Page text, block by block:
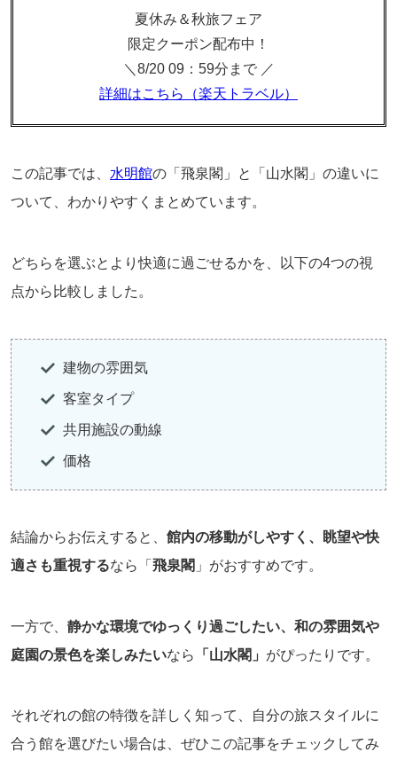
夏休み＆秋旅フェア
限定クーポン配布中！
＼8/20 09：59分まで ／
詳細はこちら（楽天トラベル）
この記事では、 水明館の「飛泉閣」と「山水閣」の違いに
ついて、わかりやすくまとめています。
どちらを選ぶとより快適に過ごせるかを、以下の4つの視
点から比較しました。
建物の雰囲気
客室タイプ
共用施設の動線
価格
結論からお伝えすると、 館内の移動がしやすく、眺望や快
適さも重視するなら「 飛泉閣 」がおすすめです。
一方で、 静かな環境でゆっくり過ごしたい、和の雰囲気や
庭園の景色を楽しみたいなら 「山水閣」 がぴったりです。
それぞれの館の特徴を詳しく知って、自分の旅スタイルに
合う館を選びたい場合は、ぜひこの記事をチェックしてみ